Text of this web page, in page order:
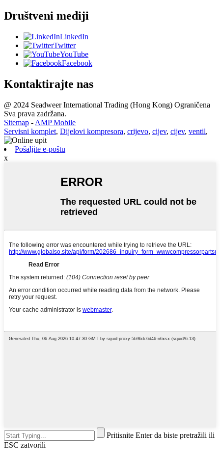
Društveni mediji
LinkedIn
Twitter
YouTube
Facebook
Kontaktirajte nas
@ 2024 Seadweer International Trading (Hong Kong) Ograničena
Sva prava zadržana.
Sitemap - AMP Mobile
Servisni komplet, Dijelovi kompresora, crijevo, cijev, cijev, ventil,
Pošaljite e-poštu
x
Pritisnite Enter da biste pretražili ili
ESC zatvorili